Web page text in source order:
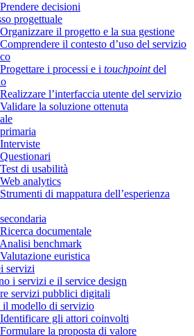
decisioni
progettuale
il progetto e la sua gestione
il contesto d’uso del servizio
i processi e i touchpointdel
l’interfaccia utente del servizio
la soluzione ottenuta
di usabilità
analytics
di mappatura dell’esperienza
documentale
benchmark
euristica
servizi
i servizi e il service design
servizi pubblici digitali
modello di servizio
gli attori coinvolti
la proposta di valore